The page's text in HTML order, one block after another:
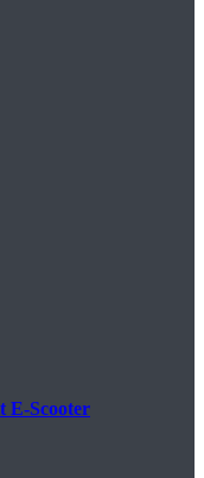
E-Scooter